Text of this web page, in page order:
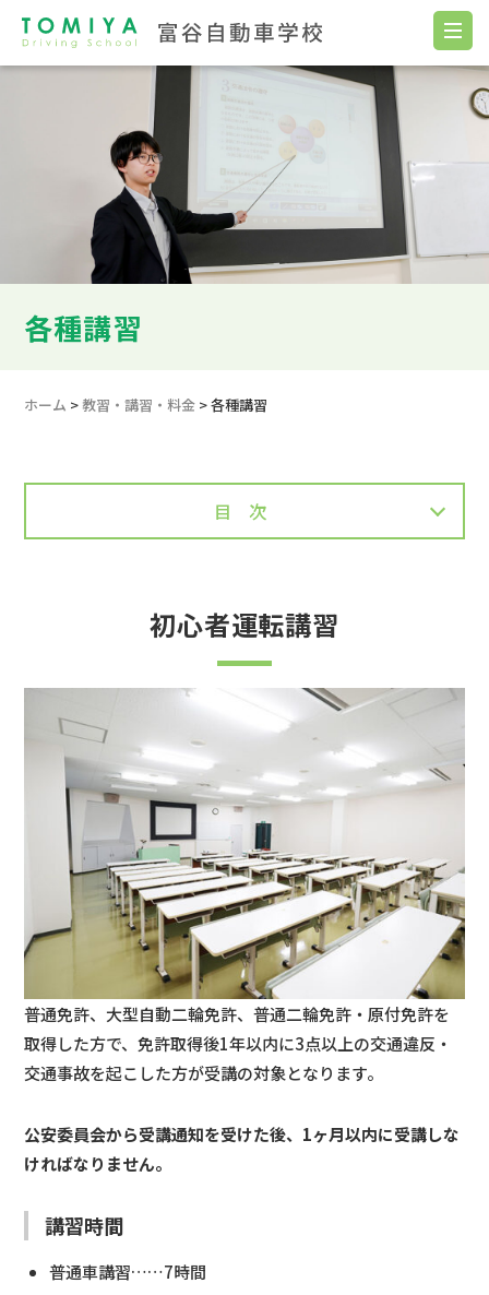
各種講習
ホーム > 教習・講習・料金 >各種講習
目次
初心者運転講習
普通免許、大型自動二輪免許、普通二輪免許・原付免許を
取得した方で、免許取得後1年以内に3点以上の交通違反・
交通事故を起こした方が受講の対象となります。
公安委員会から受講通知を受けた後、1ヶ月以内に受講しな
ければなりません。
講習時間
普通車講習……7時間